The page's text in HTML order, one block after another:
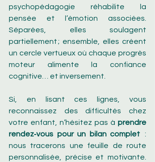
psychopédagogie réhabilite la
pensée et l’émotion associées.
Séparées, elles soulagent
partiellement ; ensemble, elles créent
un cercle vertueux où chaque progrès
moteur alimente la confiance
cognitive… et inversement.
Si, en lisant ces lignes, vous
reconnaissez des difficultés chez
votre enfant, n’hésitez pas à prendre
rendez‑vous pour un bilan complet
:
nous tracerons une feuille de route
personnalisée, précise et motivante.